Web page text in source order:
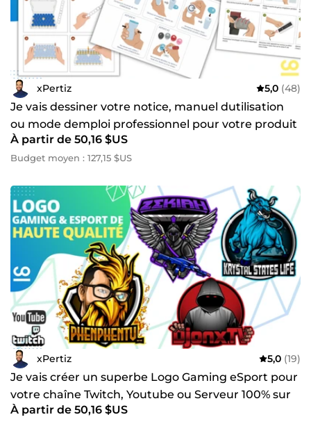
xPertiz 5,0 (48)
Je vais dessiner votre notice, manuel dutilisation
ou mode demploi professionnel pour votre produit
À partir de 50,16 $US
Budget moyen : 127,15 $US
xPertiz 5,0 (19)
Je vais créer un superbe Logo Gaming eSport pour
votre chaîne Twitch, Youtube ou Serveur 100% sur
mesure
À partir de 50,16 $US